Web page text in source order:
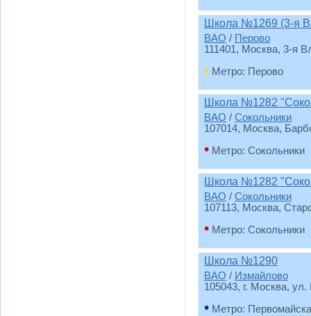
Школа №1269 (3-я
ВАО / Перово
111401, Москва, 3-я
• Метро: Перово
Школа №1282
ВАО / Сокольники
107014, Москва,
• Метро: Сокольники
Школа №1282
ВАО / Сокольники
107113, Москва,
• Метро: Сокольники
Школа №1290
ВАО / Измайлово
105043, г. Москва,
• Метро: